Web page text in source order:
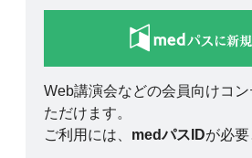
Web講演会などの会員向けコ
ただけます。
ご利用には、 medパスIDが必要